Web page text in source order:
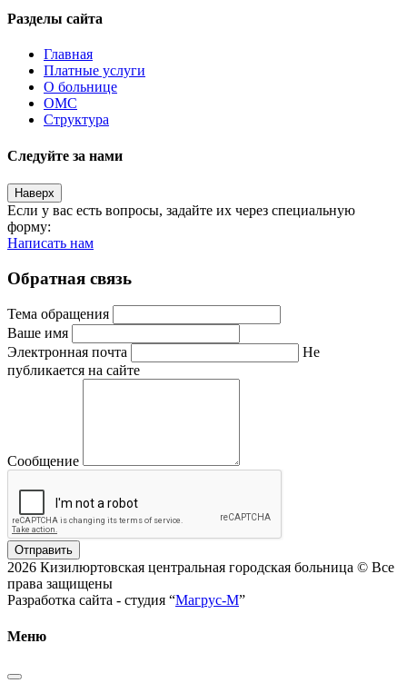
Разделы сайта
Главная
Платные услуги
О больнице
ОМС
Структура
Следуйте за нами
Наверх
Если у вас есть вопросы, задайте их через специальную
форму:
Написать нам
Обратная связь
Тема обращения
Ваше имя
Электронная почта
Не
публикается на сайте
Сообщение
Отправить
2026 Кизилюртовская центральная городская больница © Все
права защищены
Разработка сайта - студия “Магрус-М”
Меню